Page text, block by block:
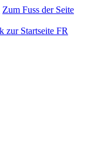
Zum Fuss der Seite
FR